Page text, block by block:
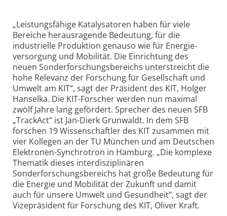
„Leistungs­fähige Katalysatoren haben für viele
Bereiche heraus­ragende Bedeutung, für die
industrielle Produktion genauso wie für Energie­
versorgung und Mobilität. Die Einrichtung des
neuen Sonderforschungs­bereichs unterstreicht die
hohe Relevanz der Forschung für Gesellschaft und
Umwelt am KIT“, sagt der Präsident des KIT, Holger
Hanselka. Die KIT-Forscher werden nun maximal
zwölf Jahre lang gefördert. Sprecher des neuen SFB
„TrackAct“ ist Jan-Dierk Grunwaldt. In dem SFB
forschen 19 Wissen­schaftler des KIT zusammen mit
vier Kollegen an der TU München und am Deutschen
Elek­tronen-Synchrotron in Hamburg. „Die komplexe
Thematik dieses inter­disziplinären
Sonderforschungs­bereichs hat große Bedeutung für
die Energie und Mobilität der Zukunft und damit
auch für unsere Umwelt und Gesundheit“, sagt der
Vizepräsident für Forschung des KIT, Oliver Kraft.